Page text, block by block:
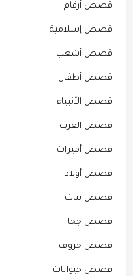
قصص أرقام
قصص إسلامية
قصص أشعب
قصص أطفال
قصص الأنبياء
قصص العرب
قصص أميرات
قصص أولاد
قصص بنات
قصص جحا
قصص حروف
قصص حيوانات